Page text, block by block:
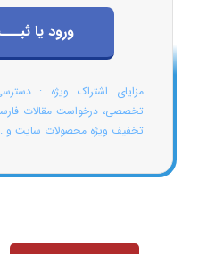
ورود یا
مزایای اشتراک ویژه :
تخصصی، درخواست مقالات
تخفیف ویژه محصولات سایت و